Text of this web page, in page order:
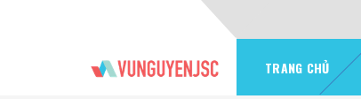
TRANG CHỦ